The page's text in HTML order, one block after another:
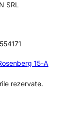
SRL
15-A
rezervate.